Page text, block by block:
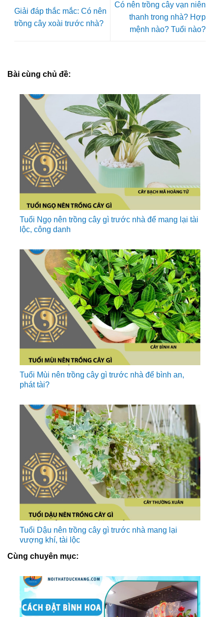
Giải đáp thắc mắc: Có nên
trồng cây xoài trước nhà?
Có nên trồng cây vạn niên
thanh trong nhà? Hợp
mệnh nào? Tuổi nào?
Bài cùng chủ đề:
Tuổi Ngọ nên trồng cây gì trước nhà để mang lại tài
lộc, công danh
Tuổi Mùi nên trồng cây gì trước nhà để bình an,
phát tài?
Tuổi Dậu nên trồng cây gì trước nhà mang lại
vượng khí, tài lộc
Cùng chuyên mục: